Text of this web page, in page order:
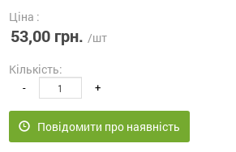
Ціна :
53,00 грн. /шт
Кількість:
- +
Повідомити про наявність